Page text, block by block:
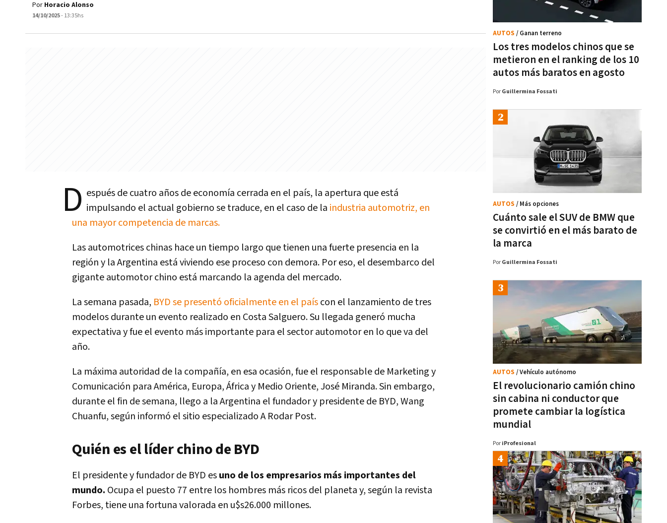
Por Horacio Alonso
14/10/2025- 13:35hs
D espués de cuatro años de economía cerrada en el país, la apertura que está
impulsando el actual gobierno se traduce, en el caso de la industria automotriz, en
una mayor competencia de marcas.
Las automotrices chinas hace un tiempo largo que tienen una fuerte presencia en la
región y la Argentina está viviendo ese proceso con demora. Por eso, el desembarco del
gigante automotor chino está marcando la agenda del mercado.
La semana pasada, BYD se presentó oficialmente en el paíscon el lanzamiento de tres
modelos durante un evento realizado en Costa Salguero. Su llegada generó mucha
expectativa y fue el evento más importante para el sector automotor en lo que va del
año.
La máxima autoridad de la compañía, en esa ocasión, fue el responsable de Marketing y
Comunicación para América, Europa, África y Medio Oriente, José Miranda. Sin embargo,
durante el fin de semana, llego a la Argentina el fundador y presidente de BYD, Wang
Chuanfu, según informó el sitio especializado A Rodar Post.
Quién es el líder chino de BYD
El presidente y fundador de BYD esuno de los empresarios más importantes del
mundo. Ocupa el puesto 77 entre los hombres más ricos del planeta y, según la revista
Forbes, tiene una fortuna valorada en u$s26.000 millones.
Los tres modelos chinos que se
metieron en el ranking de los 10
autos más baratos en agosto
AUTOS / Ganan terreno
Por Guillermina Fossati
Cuánto sale el SUV de BMW que
se convirtió en el más barato de
la marca
AUTOS / Más opciones
Por Guillermina Fossati
El revolucionario camión chino
sin cabina ni conductor que
promete cambiar la logística
mundial
AUTOS / Vehículo autónomo
Por iProfesional